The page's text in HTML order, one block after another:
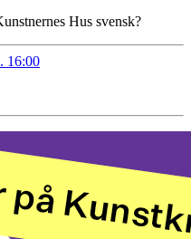
Hus svensk?
16:00